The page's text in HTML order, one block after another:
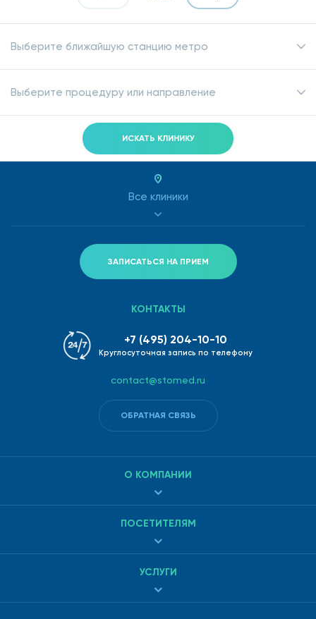
Выберите ближайшую станцию метро
Выберите процедуру или направление
ИСКАТЬ КЛИНИКУ
Все клиники
ЗАПИСАТЬСЯ НА ПРИЕМ
О КОМПАНИИ
ПОСЕТИТЕЛЯМ
УСЛУГИ
КОНТАКТЫ
+7 (495) 204-10-10
Круглосуточная запись по телефону
contact@stomed.ru
ОБРАТНАЯ СВЯЗЬ